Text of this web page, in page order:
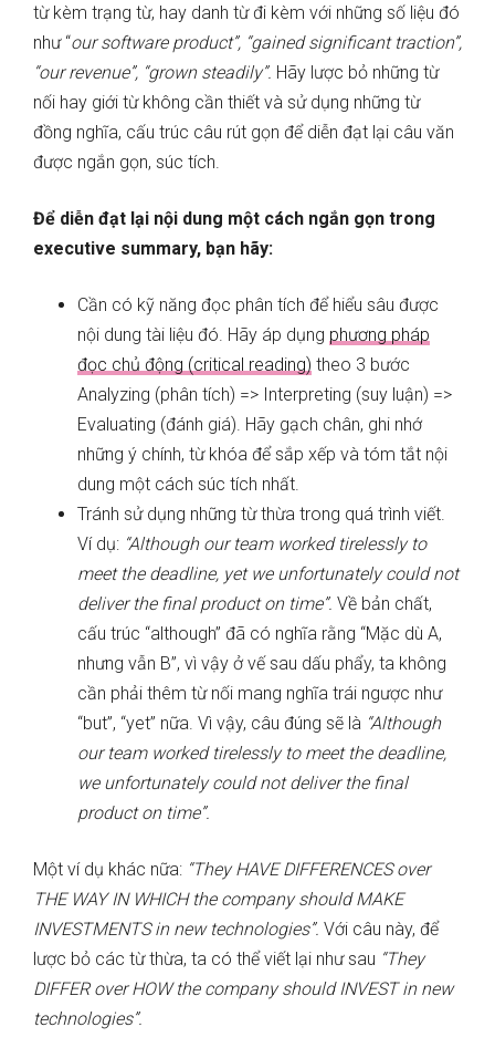
từ kèm trạng từ, hay danh từ đi kèm với những số liệu đó
như “our software product”, “gained significant traction”,
“our revenue”, “grown steadily”. Hãy lược bỏ những từ
nối hay giới từ không cần thiết và sử dụng những từ
đồng nghĩa, cấu trúc câu rút gọn để diễn đạt lại câu văn
được ngắn gọn, súc tích.
Để diễn đạt lại nội dung một cách ngắn gọn trong
executive summary, bạn hãy:
Cần có kỹ năng đọc phân tích để hiểu sâu được
nội dung tài liệu đó. Hãy áp dụng phương pháp
đọc chủ động (critical reading) theo 3 bước
Analyzing (phân tích) => Interpreting (suy luận) =>
Evaluating (đánh giá). Hãy gạch chân, ghi nhớ
những ý chính, từ khóa để sắp xếp và tóm tắt nội
dung một cách súc tích nhất.
Tránh sử dụng những từ thừa trong quá trình viết.
Ví dụ: “Although our team worked tirelessly to
meet the deadline, yet we unfortunately could not
deliver the final product on time”. Về bản chất,
cấu trúc “although” đã có nghĩa rằng “Mặc dù A,
nhưng vẫn B”, vì vậy ở vế sau dấu phẩy, ta không
cần phải thêm từ nối mang nghĩa trái ngược như
“but”, “yet” nữa. Vì vậy, câu đúng sẽ là “Although
our team worked tirelessly to meet the deadline,
we unfortunately could not deliver the final
product on time”.
Một ví dụ khác nữa: “They HAVE DIFFERENCES over
THE WAY IN WHICH the company should MAKE
INVESTMENTS in new technologies”. Với câu này, để
lược bỏ các từ thừa, ta có thể viết lại như sau “They
DIFFER over HOW the company should INVEST in new
technologies”.